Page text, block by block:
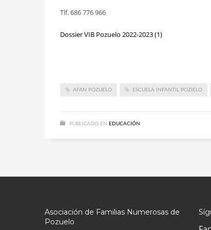
Tlf. 686 776 966
Dossier VIB Pozuelo 2022-2023 (1)
AFAN POZUELO ESCUELA INFANTIL POZIELO
PUBLICADO EN EDUCACIÓN
Asociación de Familias Numerosas de
Pozuelo